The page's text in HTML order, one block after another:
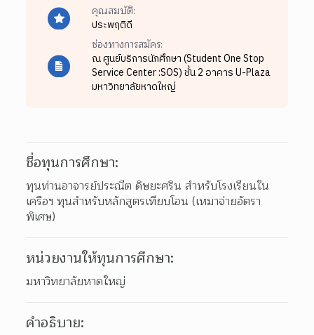
คุณสมบัติ:
ประพฤติดี
ช่องทางการสมัคร:
ณ ศูนย์บริการนักศึกษา (Student One Stop
Service Center :SOS) ชั้น 2 อาคาร U-Plaza
มหาวิทยาลัยหาดใหญ่
ชื่อทุนการศึกษา:
ทุนท่านอาจารย์ประณีต ดิษยะศริน สำหรับโรงเรียนใน
เครือฯ ทุนสำหรับหลักสูตรเทียบโอน (เหมาจ่ายอัตรา
พิเศษ)
หน่วยงานให้ทุนการศึกษา:
มหาวิทยาลัยหาดใหญ่
คำอธิบาย: